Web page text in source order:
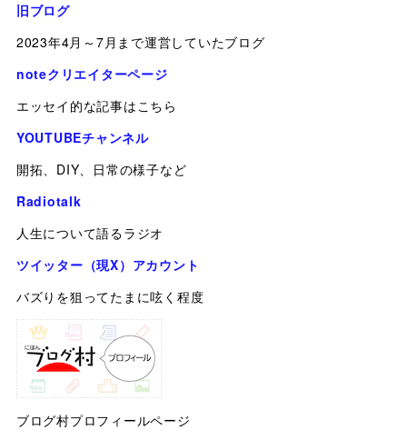
旧ブログ
2023年4月～7月まで運営していたブログ
noteクリエイターページ
エッセイ的な記事はこちら
YOUTUBEチャンネル
開拓、DIY、日常の様子など
Radiotalk
人生について語るラジオ
ツイッター（現X）アカウント
バズりを狙ってたまに呟く程度
ブログ村プロフィールページ